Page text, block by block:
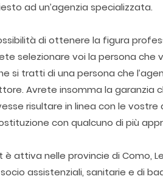
ad un’agenzia specializzata.
di ottenere la figura
selezionare voi la persona che
si tratti di una persona che
Avrete insomma la
risultare in linea con le
con qualcuno di più
è attiva nelle provincie di Como,
assistenziali, sanitarie e di